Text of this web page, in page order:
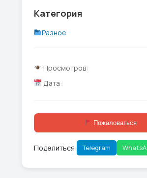
Категория
Разное
Просмотров:
Дата:
Пожаловаться
Поделиться: Telegram